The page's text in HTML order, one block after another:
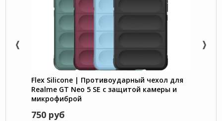
Flex Silicone | Противоударный чехол для
Realme GT Neo 5 SE с защитой камеры и
микрофиброй
750 руб